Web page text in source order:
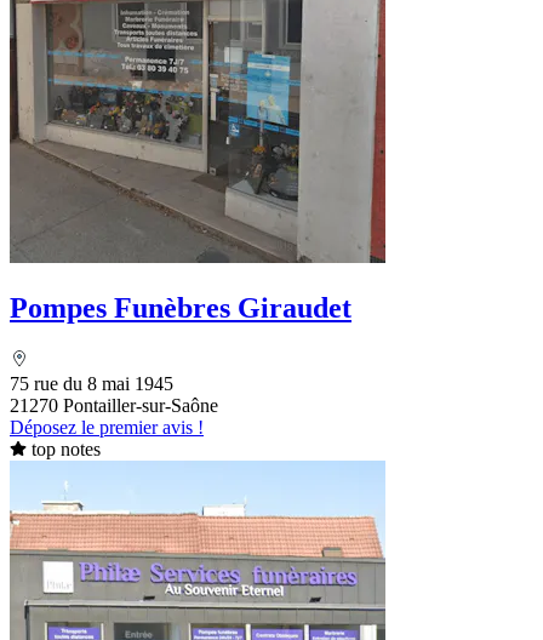
Pompes Funèbres Giraudet
75 rue du 8 mai 1945
21270 Pontailler-sur-Saône
Déposez le premier avis !
top notes